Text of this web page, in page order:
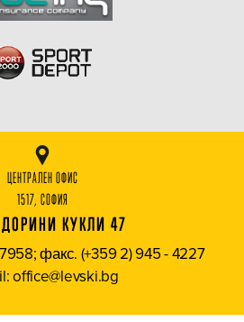
ЦЕНТРАЛЕН ОФИС
1517, СОФИЯ
КУКЛИ 47
факс. (+359 2) 945 - 4227
office@levski.bg